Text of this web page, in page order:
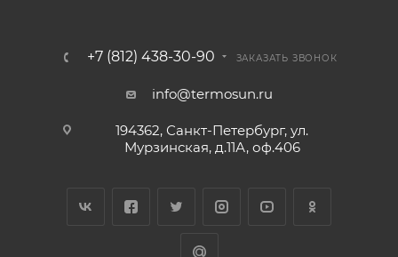
+7 (812) 438-30-90 ЗАКАЗАТЬ ЗВОНОК
info@termosun.ru
194362, Санкт-Петербург, ул.
Мурзинская, д.11А, оф.406